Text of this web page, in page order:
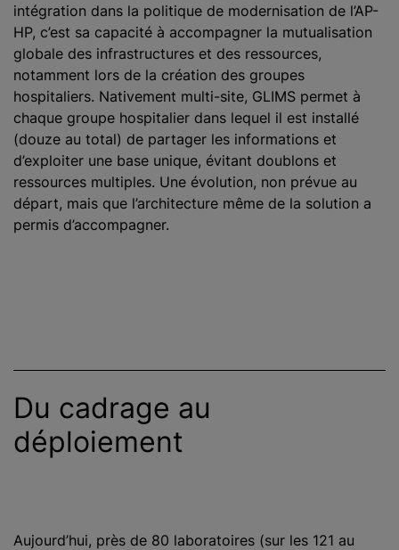
intégration dans la politique de modernisation de l’AP-
HP, c’est sa capacité à accompagner la mutualisation
globale des infrastructures et des ressources,
notamment lors de la création des groupes
hospitaliers. Nativement multi-site, GLIMS permet à
chaque groupe hospitalier dans lequel il est installé
(douze au total) de partager les informations et
d’exploiter une base unique, évitant doublons et
ressources multiples. Une évolution, non prévue au
départ, mais que l’architecture même de la solution a
permis d’accompagner.
Du cadrage au
déploiement
Aujourd’hui, près de 80 laboratoires (sur les 121 au